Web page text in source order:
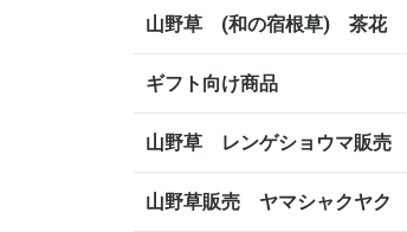
山野草 (和の宿根草) 茶花
ギフト向け商品
山野草 レンゲショウマ販売
山野草販売 ヤマシャクヤク